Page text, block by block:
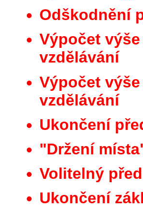
Odškodnění
Výpočet
vzdělávání
Výpočet
vzdělávání
Ukončení
"Držení
Volitelný
Ukončení